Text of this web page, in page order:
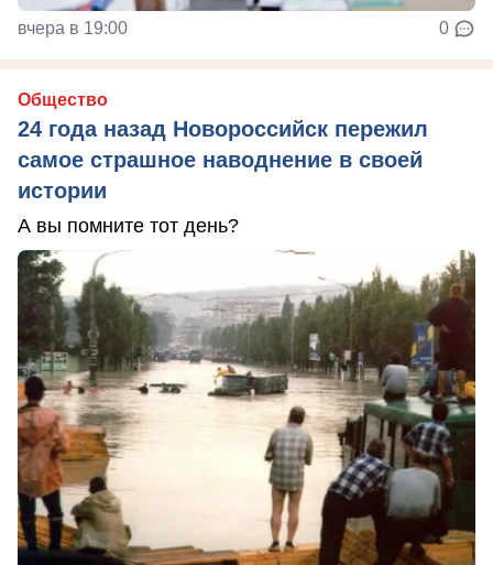
вчера в 19:00 0
Общество
24 года назад Новороссийск пережил
самое страшное наводнение в своей
истории
А вы помните тот день?